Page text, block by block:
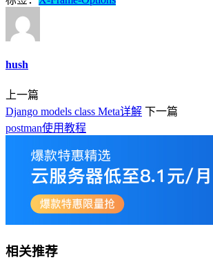
hush
上一篇
Django models class Meta详解 下一篇
postman使用教程
相关推荐